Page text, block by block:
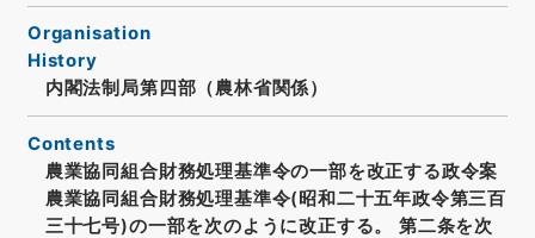
Organisation
History
内閣法制局第四部（農林省関係）
Contents
農業協同組合財務処理基準令の一部を改正する政令案
農業協同組合財務処理基準令(昭和二十五年政令第三百
三十七号)の一部を次のように改正する。 第二条を次